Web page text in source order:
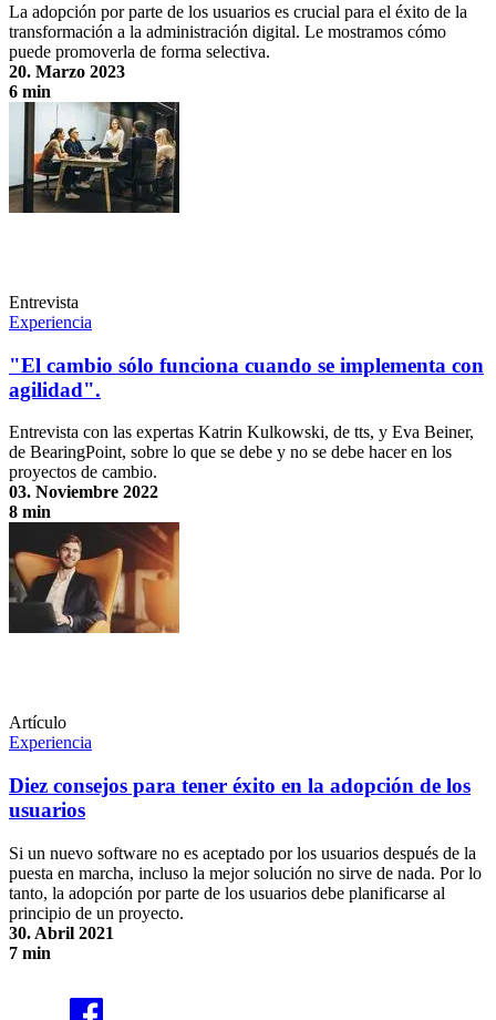
La adopción por parte de los usuarios es crucial para el éxito de la
transformación a la administración digital. Le mostramos cómo
puede promoverla de forma selectiva.
20. Marzo 2023
6 min
Capacitar a los empleados para la administración digital: 6 elementos
para una mejor adopción por parte de los usuarios
Entrevista
Experiencia
"El cambio sólo funciona cuando se implementa con
agilidad".
Entrevista con las expertas Katrin Kulkowski, de tts, y Eva Beiner,
de BearingPoint, sobre lo que se debe y no se debe hacer en los
proyectos de cambio.
03. Noviembre 2022
8 min
"El cambio sólo funciona cuando se implementa con agilidad".
Artículo
Experiencia
Diez consejos para tener éxito en la adopción de los
usuarios
Si un nuevo software no es aceptado por los usuarios después de la
puesta en marcha, incluso la mejor solución no sirve de nada. Por lo
tanto, la adopción por parte de los usuarios debe planificarse al
principio de un proyecto.
30. Abril 2021
7 min